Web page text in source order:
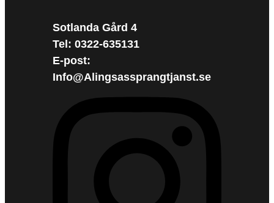
Sotlanda Gård 4
Tel: 0322-635131
E-post:
Info@Alingsassprangtjanst.se